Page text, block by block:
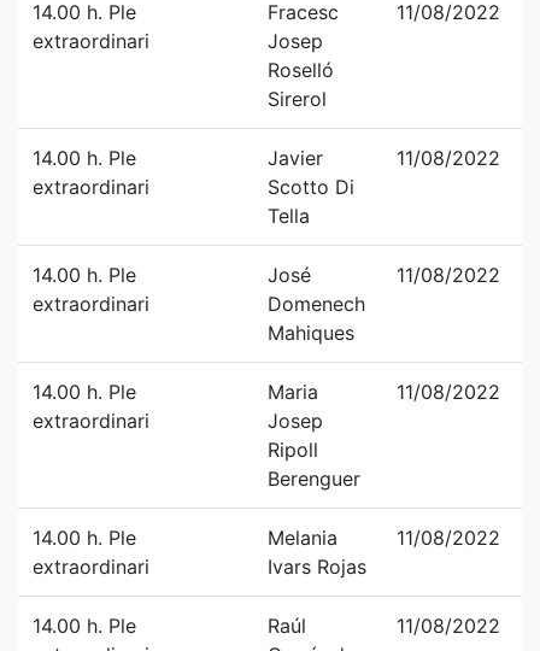
14.00 h. Ple
extraordinari
Fracesc
Josep
Roselló
Sirerol
11/08/2022
14.00 h. Ple
extraordinari
Javier
Scotto Di
Tella
11/08/2022
14.00 h. Ple
extraordinari
José
Domenech
Mahiques
11/08/2022
14.00 h. Ple
extraordinari
Maria
Josep
Ripoll
Berenguer
11/08/2022
14.00 h. Ple
extraordinari
Melania
Ivars Rojas
11/08/2022
14.00 h. Ple
Raúl
11/08/2022